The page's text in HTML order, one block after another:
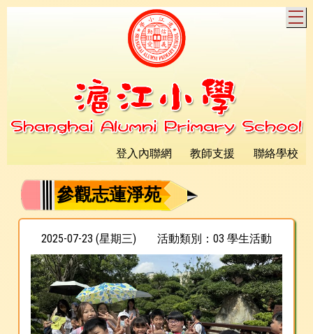
登入內聯網 教師支援 聯絡學校
參觀志蓮淨苑
2025-07-23 (星期三) 活動類別：03 學生活動